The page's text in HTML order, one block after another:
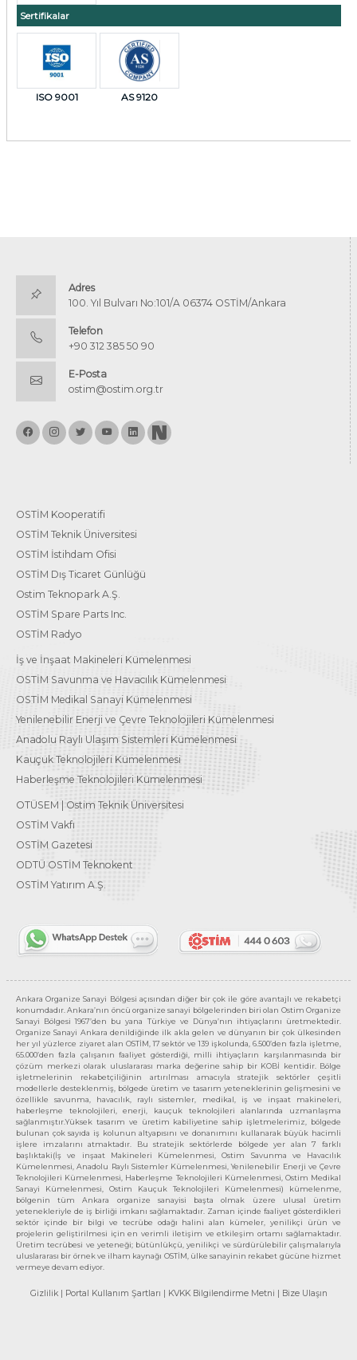
Sertifikalar
ISO 9001 AS 9120
Adres
100. Yıl Bulvarı No:101/A 06374 OSTİM/Ankara
Telefon
+90 312 385 50 90
E-Posta
ostim@ostim.org.tr
OSTİM Kooperatifi
OSTİM Teknik Üniversitesi
OSTİM İstihdam Ofisi
OSTİM Dış Ticaret Günlüğü
Ostim Teknopark A.Ş.
OSTİM Spare Parts Inc.
OSTİM Radyo
İş ve İnşaat Makineleri Kümelenmesi
OSTİM Savunma ve Havacılık Kümelenmesi
OSTİM Medikal Sanayi Kümelenmesi
Yenilenebilir Enerji ve Çevre Teknolojileri Kümelenmesi
Anadolu Raylı Ulaşım Sistemleri Kümelenmesi
Kauçuk Teknolojileri Kümelenmesi
Haberleşme Teknolojileri Kümelenmesi
OTÜSEM | Ostim Teknik Üniversitesi
OSTİM Vakfı
OSTİM Gazetesi
ODTÜ OSTİM Teknokent
OSTİM Yatırım A.Ş.
Ankara Organize Sanayi Bölgesi açısından diğer bir çok ile göre avantajlı ve rekabetçi
konumdadır. Ankara’nın öncü organize sanayi bölgelerinden biri olan Ostim Organize
Sanayi Bölgesi 1967’den bu yana Türkiye ve Dünya’nın ihtiyaçlarını üretmektedir.
Organize Sanayi Ankara denildiğinde ilk akla gelen ve dünyanın bir çok ülkesinden
her yıl yüzlerce ziyaret alan OSTİM, 17 sektör ve 139 işkolunda, 6.500’den fazla işletme,
65.000’den fazla çalışanın faaliyet gösterdiği, milli ihtiyaçların karşılanmasında bir
çözüm merkezi olarak uluslararası marka değerine sahip bir KOBİ kentidir. Bölge
işletmelerinin rekabetçiliğinin artırılması amacıyla stratejik sektörler çeşitli
modellerle desteklenmiş, bölgede üretim ve tasarım yeteneklerinin gelişmesini ve
özellikle savunma, havacılık, raylı sistemler, medikal, iş ve inşaat makineleri,
haberleşme teknolojileri, enerji, kauçuk teknolojileri alanlarında uzmanlaşma
sağlanmıştır.Yüksek tasarım ve üretim kabiliyetine sahip işletmelerimiz, bölgede
bulunan çok sayıda iş kolunun altyapısını ve donanımını kullanarak büyük hacimli
işlere imzalarını atmaktadır. Bu stratejik sektörlerde bölgede yer alan 7 farklı
başlıktaki(İş ve inşaat Makineleri Kümelenmesi, Ostim Savunma ve Havacılık
Kümelenmesi, Anadolu Raylı Sistemler Kümelenmesi, Yenilenebilir Enerji ve Çevre
Teknolojileri Kümelenmesi, Haberleşme Teknolojileri Kümelenmesi, Ostim Medikal
Sanayi Kümelenmesi, Ostim Kauçuk Teknolojileri Kümelenmesi) kümelenme,
bölgenin tüm Ankara organize sanayisi başta olmak üzere ulusal üretim
yetenekleriyle de iş birliği imkanı sağlamaktadır. Zaman içinde faaliyet gösterdikleri
sektör içinde bir bilgi ve tecrübe odağı halini alan kümeler, yenilikçi ürün ve
projelerin geliştirilmesi için en verimli iletişim ve etkileşim ortamı sağlamaktadır.
Üretim tecrübesi ve yeteneği; bütünlükçü, yenilikçi ve sürdürülebilir çalışmalarıyla
uluslararası bir örnek ve ilham kaynağı OSTİM, ülke sanayinin rekabet gücüne hizmet
vermeye devam ediyor.
Gizlilik | Portal Kullanım Şartları | KVKK Bilgilendirme Metni | Bize Ulaşın